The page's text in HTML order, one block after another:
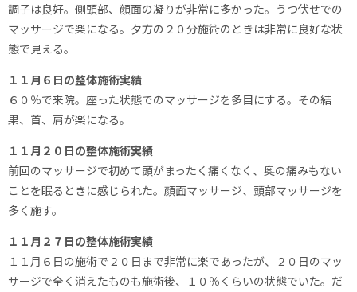
調子は良好。側頭部、顔面の凝りが非常に多かった。うつ伏せでの
マッサージで楽になる。夕方の２０分施術のときは非常に良好な状
態で見える。
１１月６日の整体施術実績
６０％で来院。座った状態でのマッサージを多目にする。その結
果、首、肩が楽になる。
１１月２０日の整体施術実績
前回のマッサージで初めて頭がまったく痛くなく、奥の痛みもない
ことを眠るときに感じられた。顔面マッサージ、頭部マッサージを
多く施す。
１１月２７日の整体施術実績
１１月６日の施術で２０日まで非常に楽であったが、２０日のマッ
サージで全く消えたものも施術後、１０％くらいの状態でいた。だ